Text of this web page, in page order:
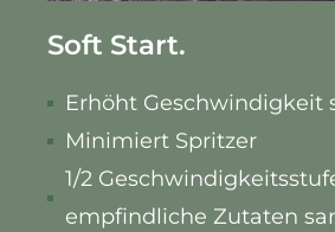
Soft Start.
Erhöht Geschwindigkeit
Minimiert Spritzer
1/2
empfindliche Zutaten